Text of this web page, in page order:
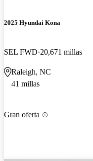
2025 Hyundai Kona
SEL FWD 20,671 millas
Raleigh, NC
41 millas
Gran oferta